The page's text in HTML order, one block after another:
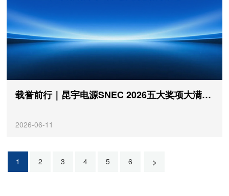
载誉前行｜昆宇电源SNEC 2026五大奖项大满贯，以硬核技术领跑光储新赛道
2026-06-11
1 2 3 4 5 6 >